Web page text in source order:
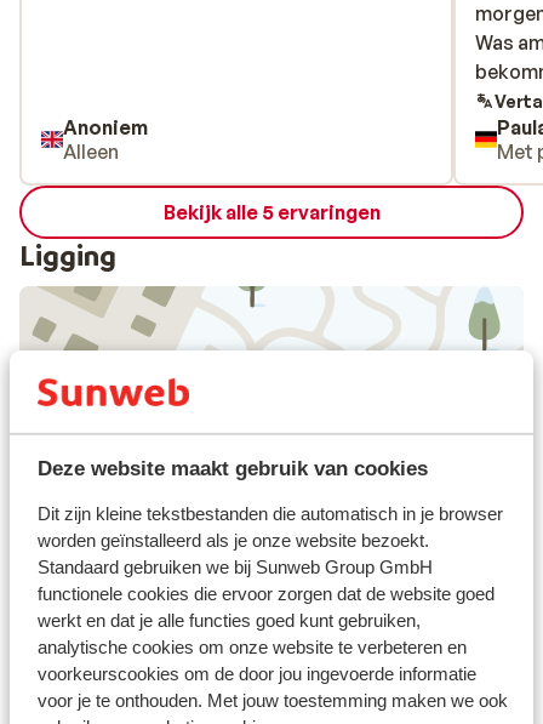
Deze website maakt gebruik van cookies
Dit zijn kleine tekstbestanden die automatisch in je browser
worden geïnstalleerd als je onze website bezoekt.
Standaard gebruiken we bij Sunweb Group GmbH
functionele cookies die ervoor zorgen dat de website goed
werkt en dat je alle functies goed kunt gebruiken,
analytische cookies om onze website te verbeteren en
voorkeurscookies om de door jou ingevoerde informatie
voor je te onthouden. Met jouw toestemming maken we ook
Anoniem
Alleen
Was
Was
Met
Bekijk alle 5 ervaringen
Ligging
Afstanden
Centrum: 500 m
Luchthaven: 90 km
Skipiste: 700 m
Skibushalte: 20 m
Skilift: 700 m
Winkels: 500 m